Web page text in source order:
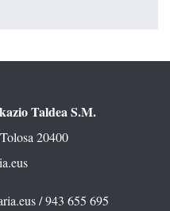
Taldea S.M.
20400
/ 943 655 695